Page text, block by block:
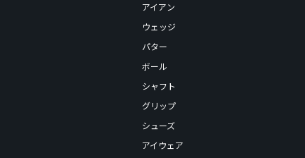
アイアン
ウェッジ
パター
ボール
シャフト
グリップ
シューズ
アイウェア